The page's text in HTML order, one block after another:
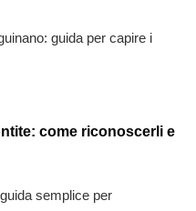
guida per capire i
come riconoscerli e
semplice per